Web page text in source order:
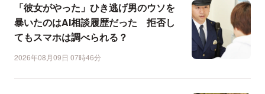
「彼女がやった」ひき逃げ男のウソを
暴いたのはAI相談履歴だった 拒否し
てもスマホは調べられる？
2026年08月09日 07時46分